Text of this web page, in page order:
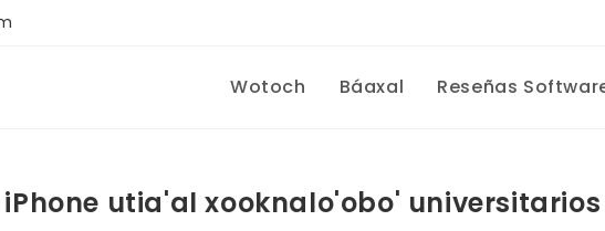
Wotoch Báaxal Reseñas
utia'al xooknalo'obo' universitarios